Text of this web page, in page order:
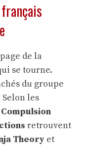
de la
se tourne.
du groupe
les
Compulsion
retrouvent
Theory et